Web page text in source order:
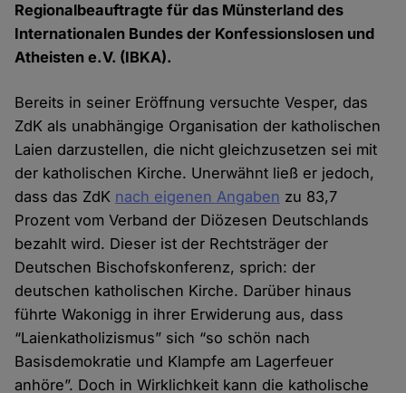
Regionalbeauftragte für das Münsterland des
Internationalen Bundes der Konfessionslosen und
Atheisten e.V. (IBKA).
Bereits in seiner Eröffnung versuchte Vesper, das
ZdK als unabhängige Organisation der katholischen
Laien darzustellen, die nicht gleichzusetzen sei mit
der katholischen Kirche. Unerwähnt ließ er jedoch,
dass das ZdK nach eigenen Angaben zu 83,7
Prozent vom Verband der Diözesen Deutschlands
bezahlt wird. Dieser ist der Rechtsträger der
Deutschen Bischofskonferenz, sprich: der
deutschen katholischen Kirche. Darüber hinaus
führte Wakonigg in ihrer Erwiderung aus, dass
“Laienkatholizismus” sich “so schön nach
Basisdemokratie und Klampfe am Lagerfeuer
anhöre”. Doch in Wirklichkeit kann die katholische